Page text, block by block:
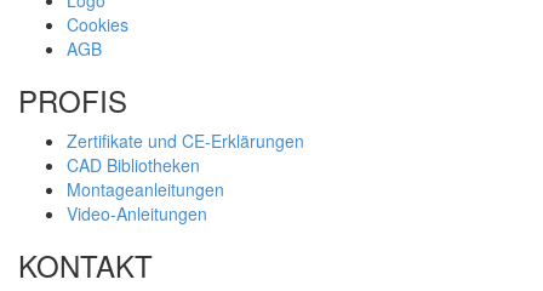
Cookies
AGB
PROFIS
Zertifikate und CE-Erklärungen
CAD Bibliotheken
Montageanleitungen
Video-Anleitungen
KONTAKT